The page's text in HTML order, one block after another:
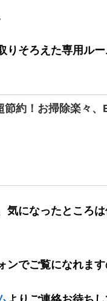
りそろえた専用ル
節約！お掃除楽々
気になったところ
でご覧になれます